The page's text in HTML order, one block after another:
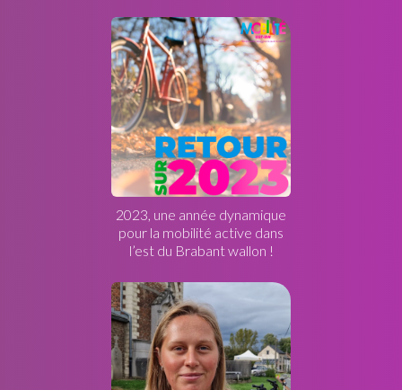
2023, une année dynamique
pour la mobilité active dans
l’est du Brabant wallon !